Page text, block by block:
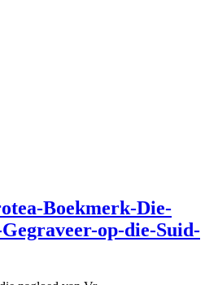
Boekmerk-Die-
op-die-Suid-